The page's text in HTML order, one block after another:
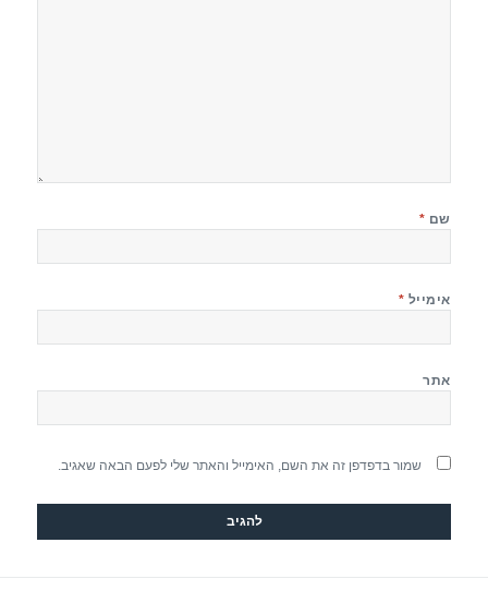
שם *
אימייל *
אתר
שמור בדפדפן זה את השם, האימייל והאתר שלי לפעם הבאה שאגיב.